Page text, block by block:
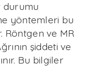
durumu
yöntemleri bu
Röntgen ve MR
şiddeti ve
Bu bilgiler